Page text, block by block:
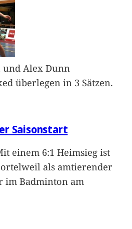
und Alex Dunn
überlegen in 3 Sätzen.
Saisonstart
einem 6:1 Heimsieg ist
als amtierender
im Badminton am